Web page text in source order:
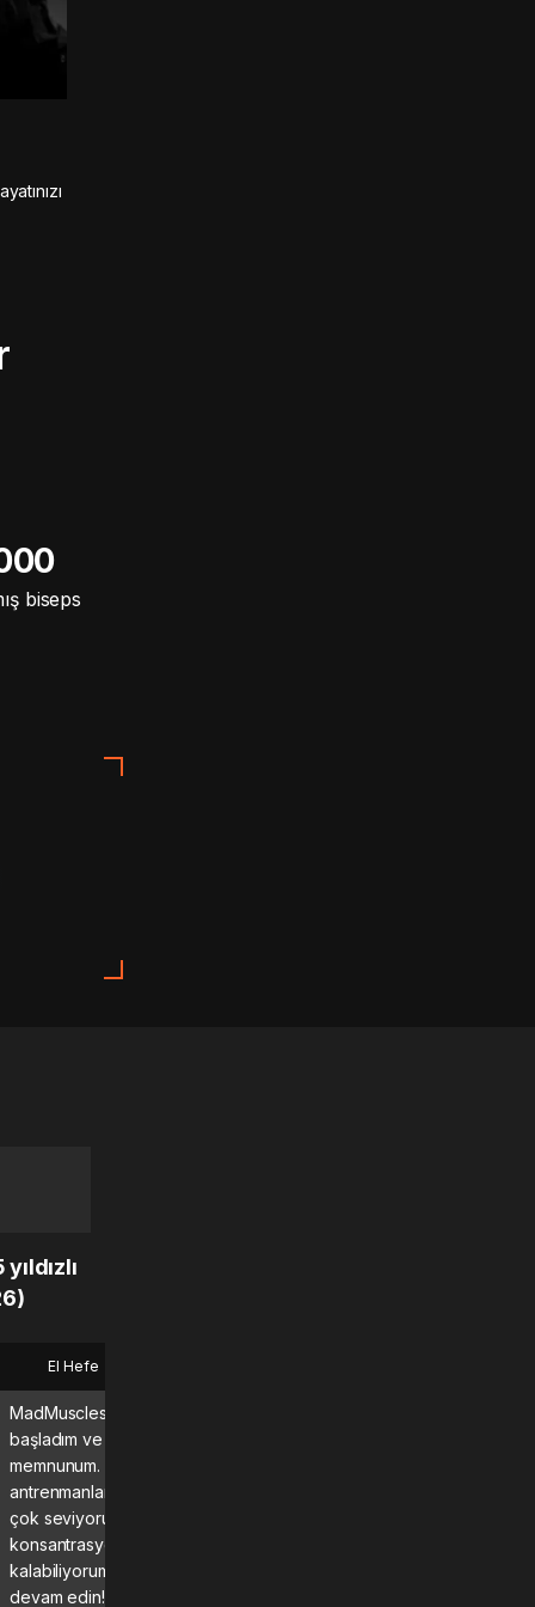
biseps
El Hefe
MadMuscles’a birkaç ay önce
başladım ve programdan çok
memnunum. Özellikle rehberli
antrenmanları ve günlük programı
çok seviyorum; bunlar sayesinde
konsantrasyonumu koruyup aktif
kalabiliyorum. Bu harika çalışmaya
devam edin! 💪